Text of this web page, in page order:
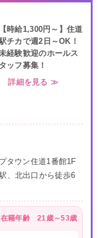
【時給1,300円～】住道
チカで週2日～OK！
経験歓迎のホールス
タッフ募集！
詳細を見る ≫
タウン住道1番館1F
、北出口から徒歩6
在籍年齢21歳～53歳